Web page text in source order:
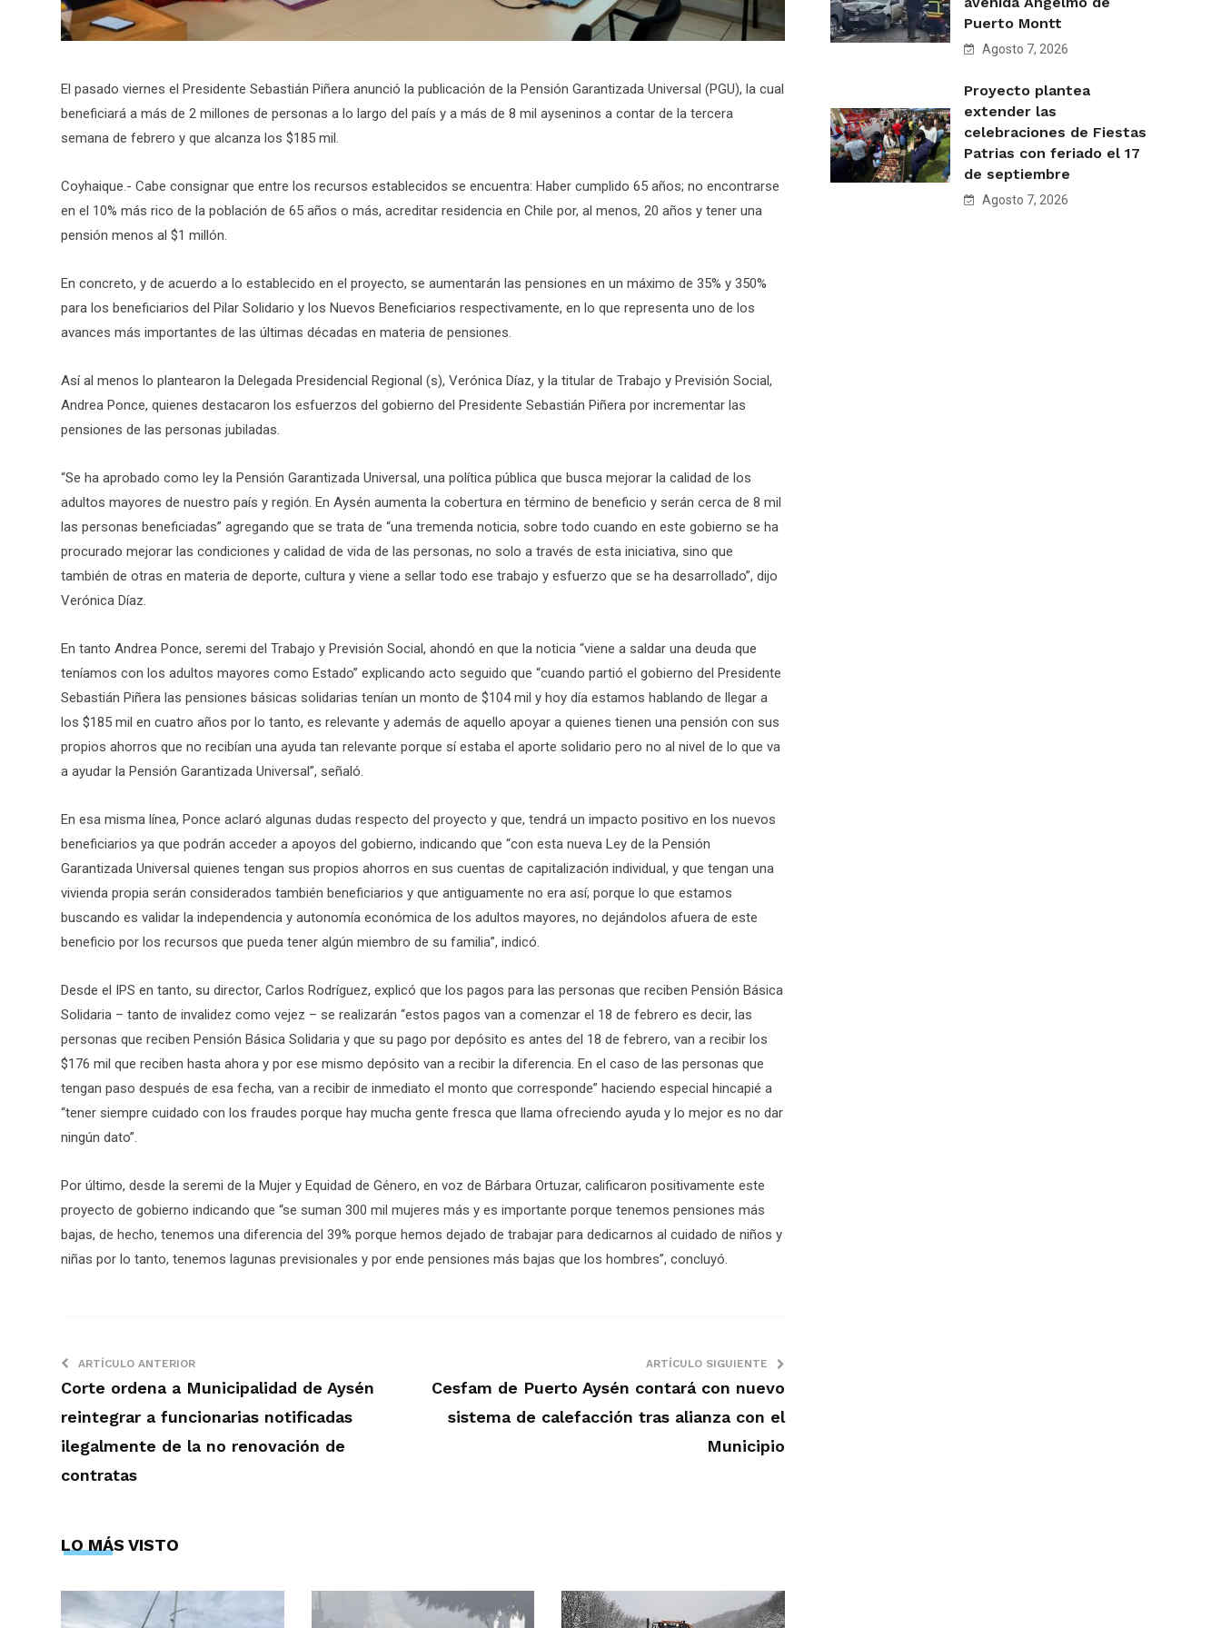
El pasado viernes el Presidente Sebastián Piñera anunció la publicación de la Pensión Garantizada Universal (PGU), la cual
beneficiará a más de 2 millones de personas a lo largo del país y a más de 8 mil ayseninos a contar de la tercera
semana de febrero y que alcanza los $185 mil.
Coyhaique.- Cabe consignar que entre los recursos establecidos se encuentra: Haber cumplido 65 años; no encontrarse
en el 10% más rico de la población de 65 años o más, acreditar residencia en Chile por, al menos, 20 años y tener una
pensión menos al $1 millón.
En concreto, y de acuerdo a lo establecido en el proyecto, se aumentarán las pensiones en un máximo de 35% y 350%
para los beneficiarios del Pilar Solidario y los Nuevos Beneficiarios respectivamente, en lo que representa uno de los
avances más importantes de las últimas décadas en materia de pensiones.
Así al menos lo plantearon la Delegada Presidencial Regional (s), Verónica Díaz, y la titular de Trabajo y Previsión Social,
Andrea Ponce, quienes destacaron los esfuerzos del gobierno del Presidente Sebastián Piñera por incrementar las
pensiones de las personas jubiladas.
“Se ha aprobado como ley la Pensión Garantizada Universal, una política pública que busca mejorar la calidad de los
adultos mayores de nuestro país y región. En Aysén aumenta la cobertura en término de beneficio y serán cerca de 8 mil
las personas beneficiadas” agregando que se trata de “una tremenda noticia, sobre todo cuando en este gobierno se ha
procurado mejorar las condiciones y calidad de vida de las personas, no solo a través de esta iniciativa, sino que
también de otras en materia de deporte, cultura y viene a sellar todo ese trabajo y esfuerzo que se ha desarrollado”, dijo
Verónica Díaz.
En tanto Andrea Ponce, seremi del Trabajo y Previsión Social, ahondó en que la noticia “viene a saldar una deuda que
teníamos con los adultos mayores como Estado” explicando acto seguido que “cuando partió el gobierno del Presidente
Sebastián Piñera las pensiones básicas solidarias tenían un monto de $104 mil y hoy día estamos hablando de llegar a
los $185 mil en cuatro años por lo tanto, es relevante y además de aquello apoyar a quienes tienen una pensión con sus
propios ahorros que no recibían una ayuda tan relevante porque sí estaba el aporte solidario pero no al nivel de lo que va
a ayudar la Pensión Garantizada Universal”, señaló.
En esa misma línea, Ponce aclaró algunas dudas respecto del proyecto y que, tendrá un impacto positivo en los nuevos
beneficiarios ya que podrán acceder a apoyos del gobierno, indicando que “con esta nueva Ley de la Pensión
Garantizada Universal quienes tengan sus propios ahorros en sus cuentas de capitalización individual, y que tengan una
vivienda propia serán considerados también beneficiarios y que antiguamente no era así; porque lo que estamos
buscando es validar la independencia y autonomía económica de los adultos mayores, no dejándolos afuera de este
beneficio por los recursos que pueda tener algún miembro de su familia”, indicó.
Desde el IPS en tanto, su director, Carlos Rodríguez, explicó que los pagos para las personas que reciben Pensión Básica
Solidaria – tanto de invalidez como vejez – se realizarán “estos pagos van a comenzar el 18 de febrero es decir, las
personas que reciben Pensión Básica Solidaria y que su pago por depósito es antes del 18 de febrero, van a recibir los
$176 mil que reciben hasta ahora y por ese mismo depósito van a recibir la diferencia. En el caso de las personas que
tengan paso después de esa fecha, van a recibir de inmediato el monto que corresponde” haciendo especial hincapié a
“tener siempre cuidado con los fraudes porque hay mucha gente fresca que llama ofreciendo ayuda y lo mejor es no dar
ningún dato”.
Por último, desde la seremi de la Mujer y Equidad de Género, en voz de Bárbara Ortuzar, calificaron positivamente este
proyecto de gobierno indicando que “se suman 300 mil mujeres más y es importante porque tenemos pensiones más
bajas, de hecho, tenemos una diferencia del 39% porque hemos dejado de trabajar para dedicarnos al cuidado de niños y
niñas por lo tanto, tenemos lagunas previsionales y por ende pensiones más bajas que los hombres”, concluyó.
ARTÍCULO ANTERIOR
Corte ordena a Municipalidad de Aysén
reintegrar a funcionarias notificadas
ilegalmente de la no renovación de
contratas
ARTÍCULO SIGUIENTE
Cesfam de Puerto Aysén contará con nuevo
sistema de calefacción tras alianza con el
Municipio
LO MÁS VISTO
Puerto Montt
Agosto 7, 2026
Proyecto plantea
extender las
celebraciones de Fiestas
Patrias con feriado el 17
de septiembre
Agosto 7, 2026